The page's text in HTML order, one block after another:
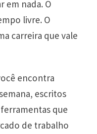
em nada. O
livre. O
carreira que vale
encontra
escritos
que
de trabalho